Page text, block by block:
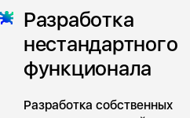
Разработка
нестандартного
функционала
Разработка собственных